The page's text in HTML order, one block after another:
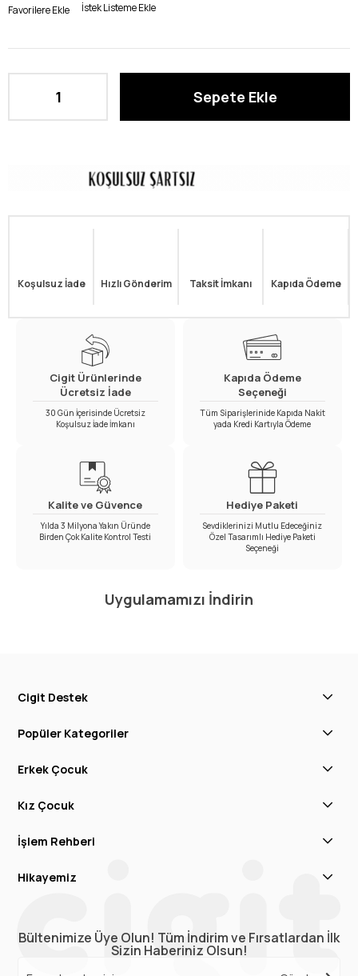
Favorilere Ekle İstek Listeme Ekle
Koşulsuz İade Hızlı Gönderim Taksit İmkanı Kapıda Ödeme
Cigit Ürünlerinde
Ücretsiz İade
30 Gün İçerisinde Ücretsiz
Koşulsuz İade İmkanı
Kapıda Ödeme
Seçeneği
Tüm Siparişlerinide Kapıda Nakit
yada Kredi Kartıyla Ödeme
Kalite ve Güvence
Yılda 3 Milyona Yakın Üründe
Birden Çok Kalite Kontrol Testi
Hediye Paketi
Sevdiklerinizi Mutlu Edeceğiniz
Özel Tasarımlı Hediye Paketi
Seçeneği
Uygulamamızı İndirin
Cigit Destek
Popüler Kategoriler
Erkek Çocuk
Kız Çocuk
İşlem Rehberi
Hikayemiz
Bültenimize Üye Olun! Tüm İndirim ve Fırsatlardan İlk
Sizin Haberiniz Olsun!